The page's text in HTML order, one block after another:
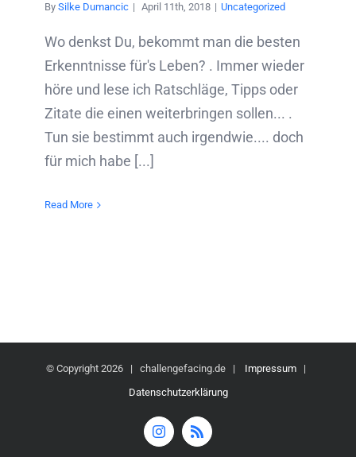
By Silke Dumancic | April 11th, 2018 | Uncategorized
Wo denkst Du, bekommt man die besten
Erkenntnisse für's Leben? . Immer wieder
höre und lese ich Ratschläge, Tipps oder
Zitate die einen weiterbringen sollen... .
Tun sie bestimmt auch irgendwie.... doch
für mich habe [...]
Read More
© Copyright 2026 | challengefacing.de | Impressum|
Datenschutzerklärung
Instagram
Rss